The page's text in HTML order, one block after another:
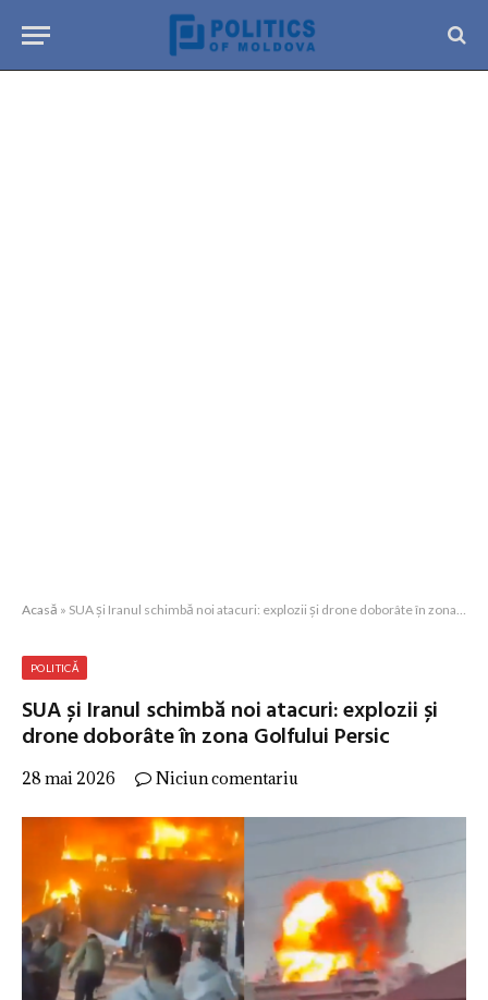
Acasă » SUA și Iranul schimbă noi atacuri: explozii și drone doborâte în zona Golfului Persic
POLITICĂ
SUA și Iranul schimbă noi atacuri: explozii și
drone doborâte în zona Golfului Persic
28 mai 2026 Niciun comentariu